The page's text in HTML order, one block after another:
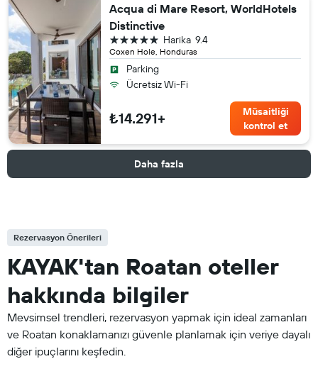
Acqua di Mare Resort, WorldHotels
Distinctive
Coxen Hole, Honduras
9.4
Harika
5 yıldız
Parking
Ücretsiz Wi-Fi
₺14.291+
Müsaitliği
kontrol et
Daha fazla
Rezervasyon Önerileri
KAYAK'tan Roatan oteller
hakkında bilgiler
Mevsimsel trendleri, rezervasyon yapmak için ideal zamanları
ve Roatan konaklamanızı güvenle planlamak için veriye dayalı
diğer ipuçlarını keşfedin.